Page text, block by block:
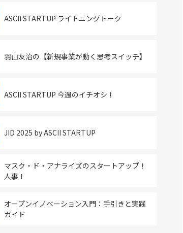
ASCII STARTUP ライトニングトーク
羽山友治の【新規事業が動く思考スイッチ】
ASCII STARTUP 今週のイチオシ！
JID 2025 by ASCII STARTUP
マスク・ド・アナライズのスタートアップ！
人事！
オープンイノベーション入門：手引きと実践
ガイド